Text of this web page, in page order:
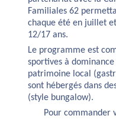
Familiales 62
chaque été en juillet
12/17 ans.
Le programme est
sportives à
patrimoine local
sont hébergés dans
(style bungalow).
Pour commander